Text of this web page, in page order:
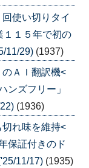
使い切りタイ
１５年で初の
11/29) (1937)
ＡＩ翻訳機<
ンズフリー」
(1936)
れ味を維持<
保証付きのド
11/17) (1935)